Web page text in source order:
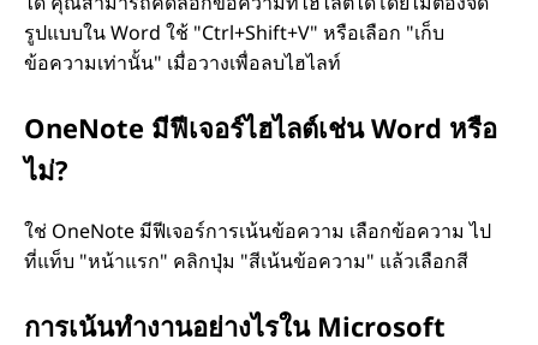
รูปแบบใน Word ใช้ "Ctrl+Shift+V" หรือเลือก "เก็บ
ข้อความเท่านั้น" เมื่อวางเพื่อลบไฮไลท์
OneNote มีฟีเจอร์ไฮไลต์เช่น Word หรือ
ไม่?
ใช่ OneNote มีฟีเจอร์การเน้นข้อความ เลือกข้อความ ไป
ที่แท็บ "หน้าแรก" คลิกปุ่ม "สีเน้นข้อความ" แล้วเลือกสี
การเน้นทํางานอย่างไรใน Microsoft